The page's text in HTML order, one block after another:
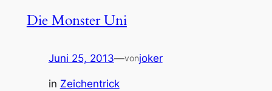
Die Monster Uni
Juni 25, 2013—vonjoker
in Zeichentrick